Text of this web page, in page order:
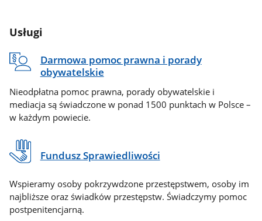
Usługi
Darmowa pomoc prawna i porady
obywatelskie
Nieodpłatna pomoc prawna, porady obywatelskie i
mediacja są świadczone w ponad 1500 punktach w Polsce –
w każdym powiecie.
Fundusz Sprawiedliwości
Wspieramy osoby pokrzywdzone przestępstwem, osoby im
najbliższe oraz świadków przestępstw. Świadczymy pomoc
postpenitencjarną.